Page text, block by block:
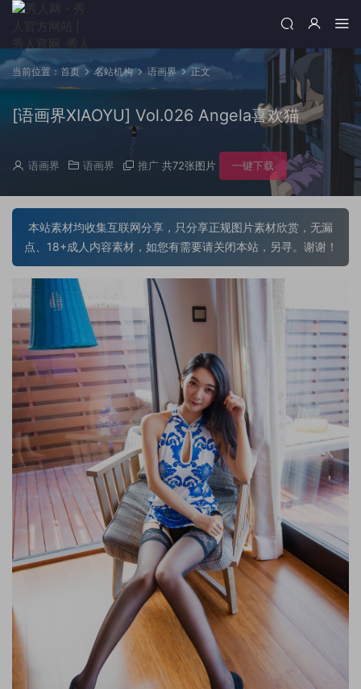
当前位置： 首页 名站机构 语画界 正文
[语画界XIAOYU] Vol.026 Angela喜欢猫
语画界 语画界 推广 共72张图片 一键下载
本站素材均收集互联网分享，只分享正规图片素材欣赏，无漏
点、18+成人内容素材，如您有需要请关闭本站，另寻。谢谢！